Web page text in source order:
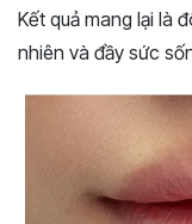
Kết quả mang lại là
nhiên và đầy sức